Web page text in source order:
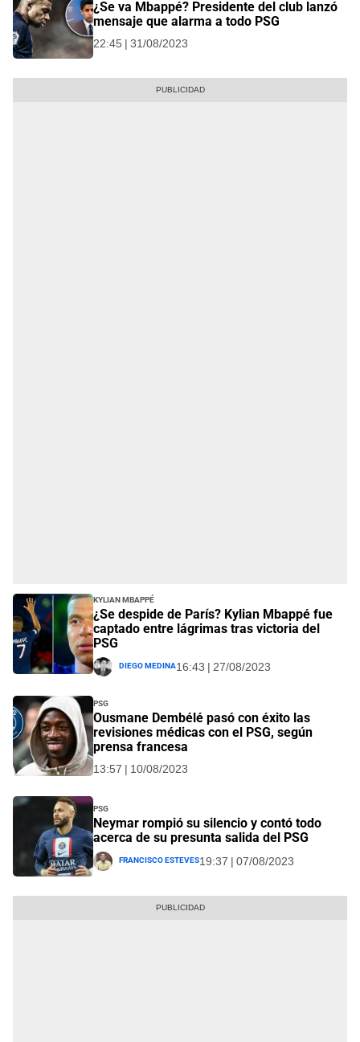
¿Se va Mbappé? Presidente del club lanzó
mensaje que alarma a todo PSG
22:45 | 31/08/2023
Kylian Mbappé
¿Se despide de París? Kylian Mbappé fue
captado entre lágrimas tras victoria del
PSG
Diego Medina16:43 | 27/08/2023
PSG
Ousmane Dembélé pasó con éxito las
revisiones médicas con el PSG, según
prensa francesa
13:57 | 10/08/2023
PSG
Neymar rompió su silencio y contó todo
acerca de su presunta salida del PSG
Francisco Esteves19:37 | 07/08/2023